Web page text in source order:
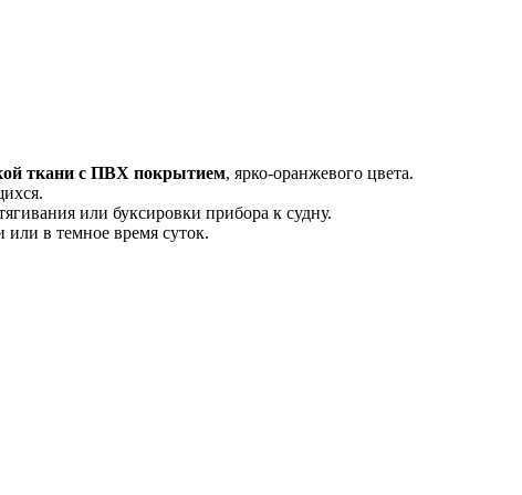
ткани с ПВХ покрытием, ярко-оранжевого цвета.
или буксировки прибора к судну.
или в темное время суток.